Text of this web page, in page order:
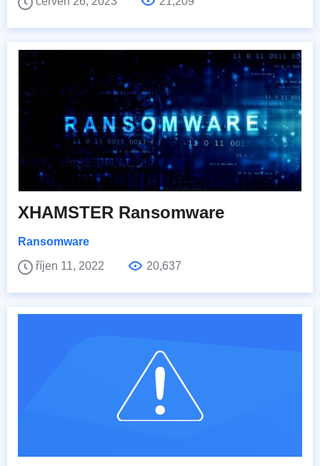
XHAMSTER Ransomware
Ransomware
říjen 11, 2022
20,637